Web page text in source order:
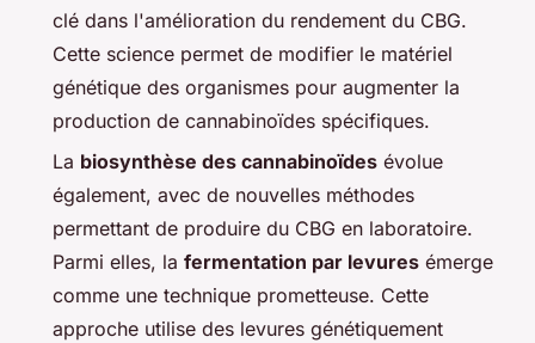
clé dans l'amélioration du rendement du CBG.
Cette science permet de modifier le matériel
génétique des organismes pour augmenter la
production de cannabinoïdes spécifiques.
La biosynthèse des cannabinoïdes évolue
également, avec de nouvelles méthodes
permettant de produire du CBG en laboratoire.
Parmi elles, la fermentation par levures émerge
comme une technique prometteuse. Cette
approche utilise des levures génétiquement